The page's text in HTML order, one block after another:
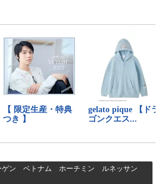
ン ベトナム ホーチミン ルネッサン